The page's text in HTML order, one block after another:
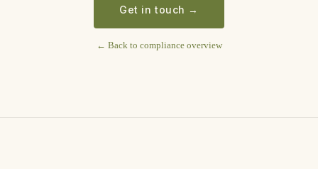
Get in touch →
← Back to compliance overview